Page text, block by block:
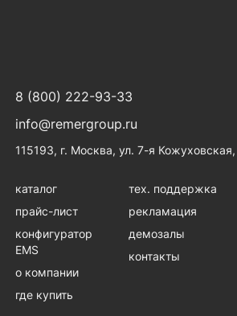
8 (800) 222-93-33
info@remergroup.ru
115193, г. Москва, ул. 7-я Кожуховская,
каталог
прайс-лист
конфигуратор
EMS
о компании
где купить
тех. поддержка
рекламация
демозалы
контакты